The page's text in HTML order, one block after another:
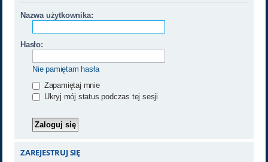
Nazwa użytkownika:
Hasło:
Nie pamiętam hasła
Zapamiętaj mnie
Ukryj mój status podczas tej sesji
ZAREJESTRUJ SIĘ